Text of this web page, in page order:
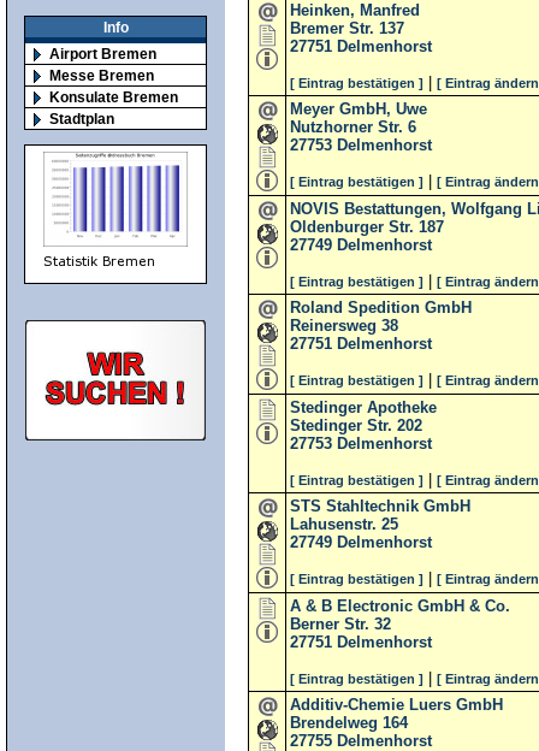
Info
Airport Bremen
Messe Bremen
Konsulate Bremen
Stadtplan
Heinken, Manfred
Bremer Str. 137
27751 Delmenhorst
[ Eintrag bestätigen ] [ Eintrag
Meyer GmbH, Uwe
Nutzhorner Str. 6
27753 Delmenhorst
[ Eintrag bestätigen ] [ Eintrag
NOVIS Bestattungen, Wolfgang
Oldenburger Str. 187
27749 Delmenhorst
[ Eintrag bestätigen ] [ Eintrag
Roland Spedition GmbH
Reinersweg 38
27751 Delmenhorst
[ Eintrag bestätigen ] [ Eintrag
Stedinger Apotheke
Stedinger Str. 202
27753 Delmenhorst
[ Eintrag bestätigen ] [ Eintrag
STS Stahltechnik GmbH
Lahusenstr. 25
27749 Delmenhorst
[ Eintrag bestätigen ] [ Eintrag
A & B Electronic GmbH & Co.
Berner Str. 32
27751 Delmenhorst
[ Eintrag bestätigen ] [ Eintrag
Additiv-Chemie Luers GmbH
Brendelweg 164
27755 Delmenhorst